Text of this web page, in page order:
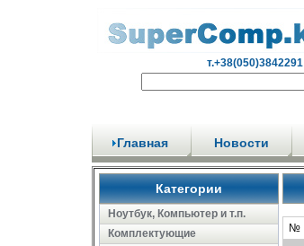
т.+38(050)3842291
Главная Новости
Категории
Ноутбук, Компьютер и т.п.
Комплектующие
№